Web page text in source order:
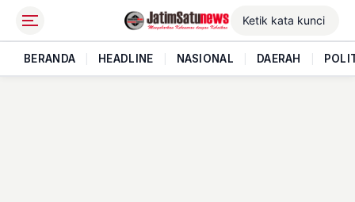
BERANDA HEADLINE NASIONAL DAERAH